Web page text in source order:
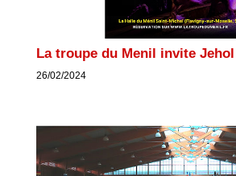
La troupe du Menil invite Jehol
26/02/2024